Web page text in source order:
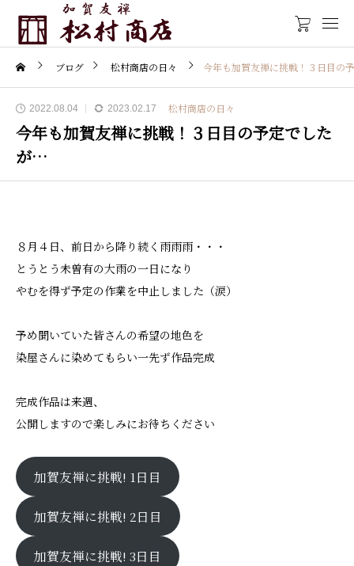
ブログ 松村商店の日々 今年も加賀友禅に挑戦！３日目の
2022.08.04 2023.02.17 松村商店の日々
今年も加賀友禅に挑戦！３日目の予定でした
が…
８月４日、前日から降り続く雨雨雨・・・
とうとう未曽有の大雨の一日になり
やむを得ず予定の作業を中止しました（涙）
予め聞いていた皆さんの希望の地色を
染屋さんに染めてもらい一先ず作品完成
完成作品は来週、
公開しますので楽しみにお待ちください
加賀友禅に挑戦! 1日目
加賀友禅に挑戦! 2日目
加賀友禅に挑戦! 3日目